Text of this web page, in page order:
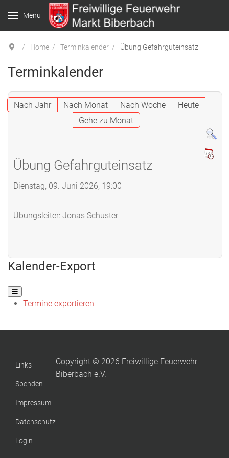
Menu
Home Terminkalender Übung Gefahrguteinsatz
Terminkalender
Nach Jahr Nach Monat Nach Woche
Heute
Gehe zu Monat
Übung Gefahrguteinsatz
Dienstag, 09. Juni 2026, 19:00
Übungsleiter: Jonas Schuster
Kalender-Export
Termine exportieren
Links
Spenden
Impressum
Datenschutz
Login
Copyright © 2026 Freiwillige Feuerwehr
Biberbach e.V.